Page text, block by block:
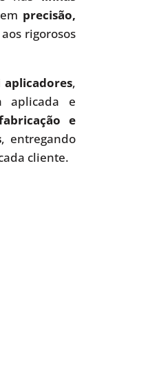
precisão,
rigorosos
,
aplicada e
e
, entregando
cliente.